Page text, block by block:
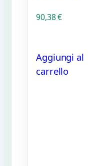
90,38€
Aggiungi al
carrello